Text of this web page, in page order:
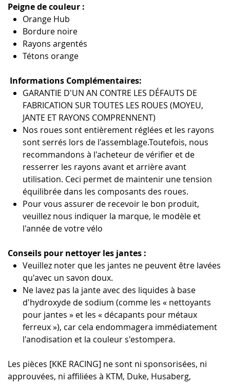
Peigne de couleur :
OrangeHub
Bordure noire
Rayons argentés
Tétons orange
Informations Complémentaires:
GARANTIE D'UN AN CONTRE LES DÉFAUTS DE
FABRICATION SUR TOUTES LES ROUES (MOYEU,
JANTE ET RAYONS COMPRENNENT)
Nos roues sont entièrement réglées et les rayons
sont serrés lors de l'assemblage.Toutefois, nous
recommandons à l'acheteur de vérifier et de
resserrer les rayons avant et arrière avant
utilisation. Ceci permet de maintenir une tension
équilibrée dans les composants des roues.
Pour vous assurer de recevoir le bon produit,
veuillez nous indiquer la marque, le modèle et
l'année de votre vélo
Conseils pour nettoyer les jantes :
Veuillez noter que les jantes ne peuvent être lavées
qu'avec un savon doux.
Ne lavez pas la jante avec des liquides à base
d'hydroxyde de sodium (comme les « nettoyants
pour jantes » et les « décapants pour métaux
ferreux »), car cela endommagera immédiatement
l'anodisation et la couleur s'estompera.
Les pièces [KKE RACING] ne sont ni sponsorisées, ni
approuvées, ni affiliées à KTM, Duke, Husaberg,